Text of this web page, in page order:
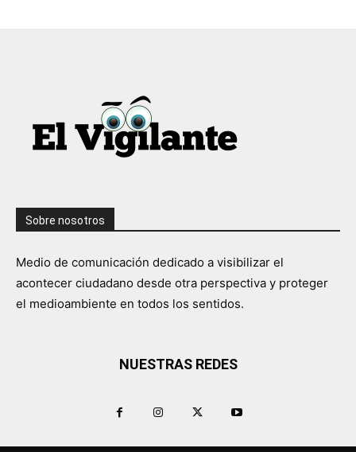
Sobre nosotros
Medio de comunicación dedicado a visibilizar el
acontecer ciudadano desde otra perspectiva y proteger
el medioambiente en todos los sentidos.
NUESTRAS REDES